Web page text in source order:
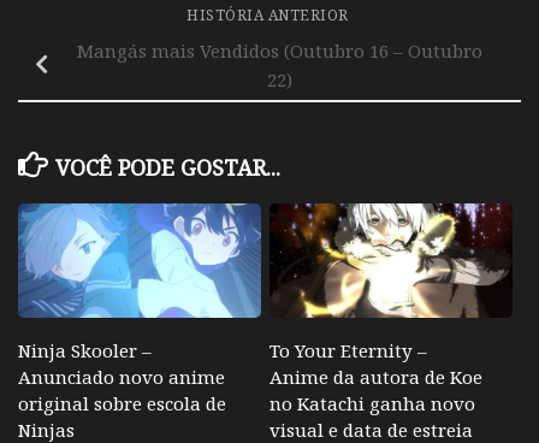
HISTÓRIA ANTERIOR
Mangás mais Vendidos (Outubro 16 – Outubro
22)
VOCÊ PODE GOSTAR...
Ninja Skooler –
Anunciado novo anime
original sobre escola de
Ninjas
To Your Eternity –
Anime da autora de Koe
no Katachi ganha novo
visual e data de estreia